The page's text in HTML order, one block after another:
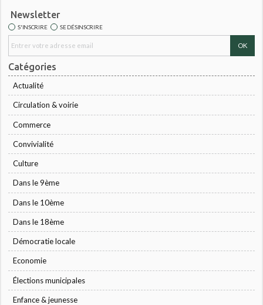
Newsletter
S'INSCRIRE SE DÉSINSCRIRE
Catégories
Actualité
Circulation & voirie
Commerce
Convivialité
Culture
Dans le 9ème
Dans le 10ème
Dans le 18ème
Démocratie locale
Economie
Élections municipales
Enfance & jeunesse